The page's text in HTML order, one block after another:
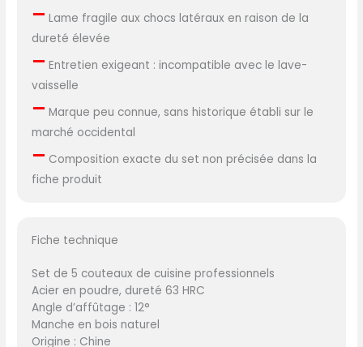
– Lame fragile aux chocs latéraux en raison de la
dureté élevée
– Entretien exigeant : incompatible avec le lave-
vaisselle
– Marque peu connue, sans historique établi sur le
marché occidental
– Composition exacte du set non précisée dans la
fiche produit
Fiche technique
Set de 5 couteaux de cuisine professionnels
Acier en poudre, dureté 63 HRC
Angle d’affûtage : 12°
Manche en bois naturel
Origine : Chine